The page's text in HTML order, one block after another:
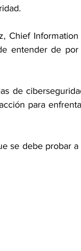
Chief
entender de
de
para
se debe probar